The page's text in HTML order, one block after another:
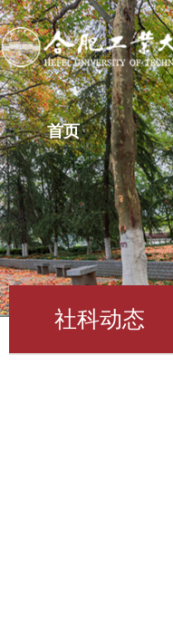
首页
社科动态